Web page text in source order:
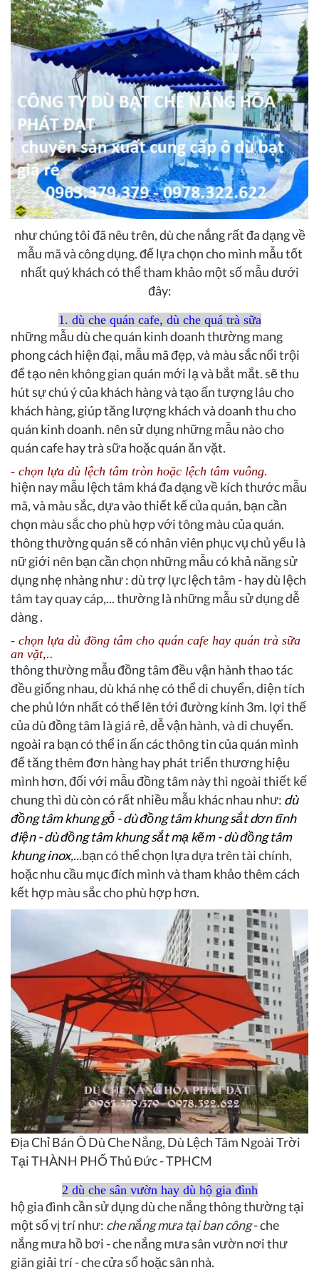
như chúng tôi đã nêu trên, dù che nắng rất đa dạng về
mẫu mã và công dụng. để lựa chọn cho mình mẫu tốt
nhất quý khách có thể tham khảo một số mẫu dưới
đây:
1. dù che quán cafe, dù che quá trà sữa
những mẫu dù che quán kinh doanh thường mang
phong cách hiện đại, mẫu mã đẹp, và màu sắc nổi trội
để tạo nên không gian quán mới lạ và bắt mắt. sẽ thu
hút sự chú ý của khách hàng và tạo ấn tượng lâu cho
khách hàng, giúp tăng lượng khách và doanh thu cho
quán kinh doanh. nên sử dụng những mẫu nào cho
quán cafe hay trà sữa hoặc quán ăn vặt.
- chọn lựa dù lệch tâm tròn hoặc lệch tâm vuông.
hiện nay mẫu lệch tâm khá đa dạng về kích thước mẫu
mã, và màu sắc, dựa vào thiết kế của quán, bạn cần
chọn màu sắc cho phù hợp với tông màu của quán.
thông thường quán sẽ có nhân viên phục vụ chủ yếu là
nữ giới nên bạn cần chọn những mẫu có khả năng sử
dụng nhẹ nhàng như : dù trợ lực lệch tâm - hay dù lệch
tâm tay quay cáp,... thường là những mẫu sử dụng dễ
dàng .
- chọn lựa dù đồng tâm cho quán cafe hay quán trà sữa
an vặt,..
thông thường mẫu đồng tâm đều vận hành thao tác
đều giống nhau, dù khá nhẹ có thể di chuyển, diện tích
che phủ lớn nhất có thể lên tới đường kính 3m. lợi thế
của dù đồng tâm là giá rẻ, dễ vận hành, và di chuyển.
ngoài ra bạn có thể in ấn các thông tin của quán mình
để tăng thêm đơn hàng hay phát triển thương hiệu
mình hơn, đối với mẫu đồng tâm này thì ngoài thiết kế
chung thì dù còn có rất nhiều mẫu khác nhau như: dù
đồng tâm khung gỗ - dù đồng tâm khung sắt dơn tĩnh
điện - dù đồng tâm khung sắt mạ kẽm - dù đồng tâm
khung inox,...bạn có thể chọn lựa dựa trên tài chính,
hoặc nhu cầu mục đích mình và tham khảo thêm cách
kết hợp màu sắc cho phù hợp hơn.
Địa Chỉ Bán Ô Dù Che Nắng, Dù Lệch Tâm Ngoài Trời
Tại THÀNH PHỐ Thủ Đức - TPHCM
2 dù che sân vườn hay dù hộ gia đình
hộ gia đình cần sử dụng dù che nắng thông thường tại
một số vị trí như: che nắng mưa tại ban công- che
nắng mưa hồ bơi - che nắng mưa sân vườn nơi thư
giãn giải trí - che cửa sổ hoặc sân nhà.